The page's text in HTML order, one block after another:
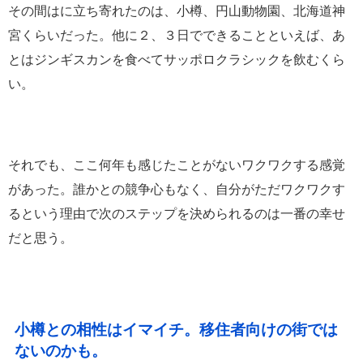
その間はに立ち寄れたのは、小樽、円山動物園、北海道神
宮くらいだった。他に２、３日でできることといえば、あ
とはジンギスカンを食べてサッポロクラシックを飲むくら
い。
それでも、ここ何年も感じたことがないワクワクする感覚
があった。誰かとの競争心もなく、自分がただワクワクす
るという理由で次のステップを決められるのは一番の幸せ
だと思う。
小樽との相性はイマイチ。移住者向けの街では
ないのかも。